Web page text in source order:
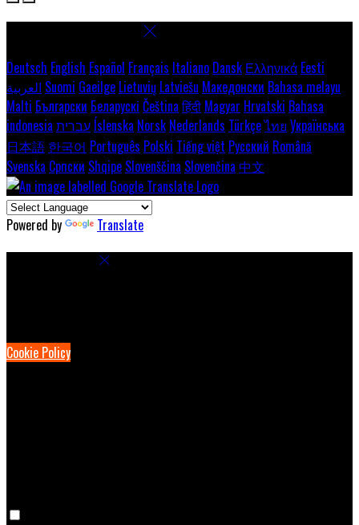
Deutsch English Español Français Italiano Dansk Ελληνικά Eesti
العربية Suomi Gaeilge Lietuvių Latviešu Македонски Bahasa melayu
Malti Български Беларускі Čeština हिंदी Magyar Hrvatski Bahasa
indonesia עברית Íslenska Norsk Nederlands Türkçeไทย Українська
日本語 한국어 Português Polski Tiếng việt Русский Română
Svenska Српски Shqipe Slovenščina Slovenčina 中文
Powered by Translate
Cookie Policy